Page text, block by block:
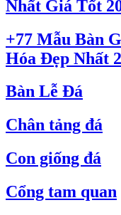
Nhất Giá Tốt
+77 Mẫu Bàn
Hóa Đẹp Nhất
Bàn Lễ Đá
Chân tảng đá
Con giống đá
Cổng tam quan